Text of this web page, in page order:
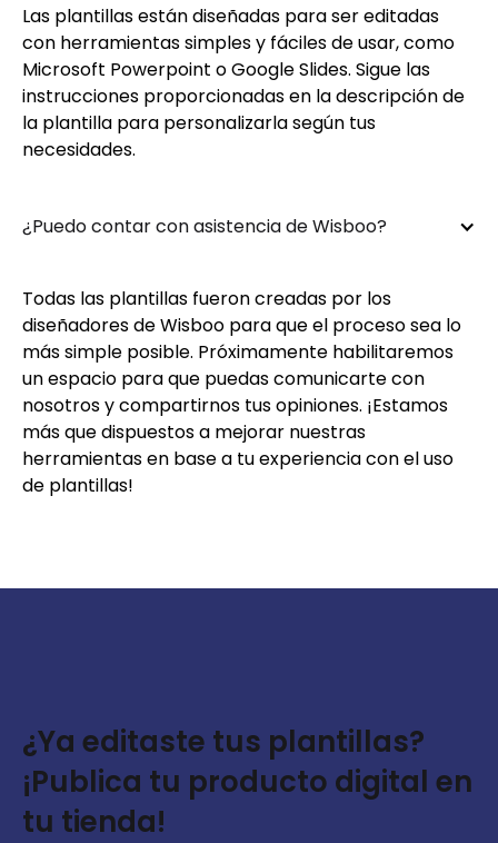
Las plantillas están diseñadas para ser editadas
con herramientas simples y fáciles de usar, como
Microsoft Powerpoint o Google Slides. Sigue las
instrucciones proporcionadas en la descripción de
la plantilla para personalizarla según tus
necesidades.
¿Puedo contar con asistencia de Wisboo?
Todas las plantillas fueron creadas por los
diseñadores de Wisboo para que el proceso sea lo
más simple posible. Próximamente habilitaremos
un espacio para que puedas comunicarte con
nosotros y compartirnos tus opiniones. ¡Estamos
más que dispuestos a mejorar nuestras
herramientas en base a tu experiencia con el uso
de plantillas!
¿Ya editaste tus plantillas?
¡Publica tu producto digital en
tu tienda!